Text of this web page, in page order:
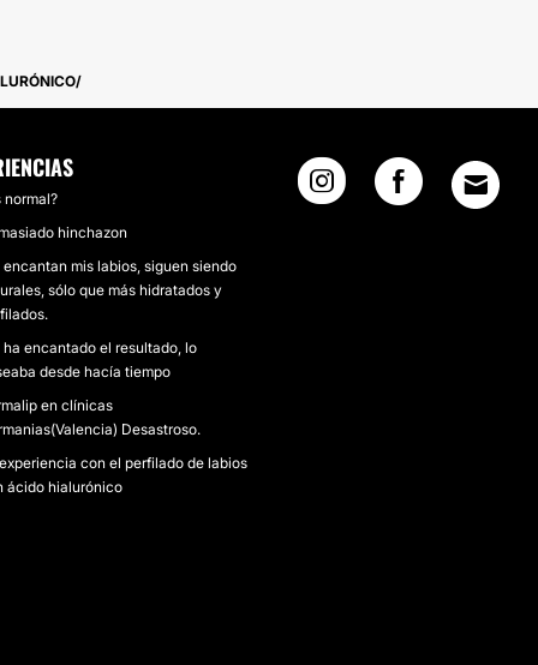
normal?
hinchazon
mis labios, siguen siendo
sólo que más hidratados y
ha encantado el resultado, lo
desde hacía tiempo
en clínicas
Desastroso.
con el perfilado de labios
ácido hialurónico